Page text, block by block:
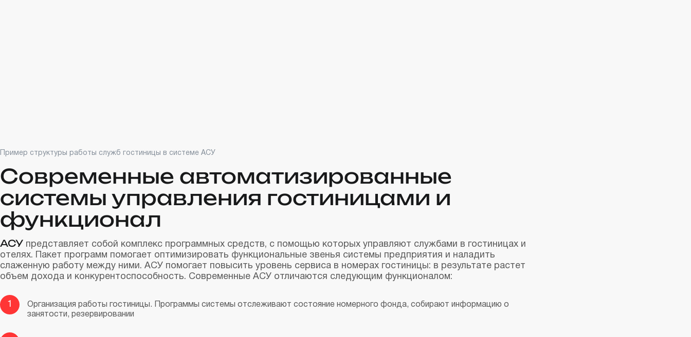
Пример структуры работы служб гостиницы в системе АСУ
Современные автоматизированные
системы управления гостиницами и
функционал
АСУ представляет собой комплекс программных средств, с помощью которых управляют службами в гостиницах и
отелях. Пакет программ помогает оптимизировать функциональные звенья системы предприятия и наладить
слаженную работу между ними. АСУ помогает повысить уровень сервиса в номерах гостиницы: в результате растет
объем дохода и конкурентоспособность. Современные АСУ отличаются следующим функционалом:
1
Организация работы гостиницы. Программы системы отслеживают состояние номерного фонда, собирают информацию о
занятости, резервировании